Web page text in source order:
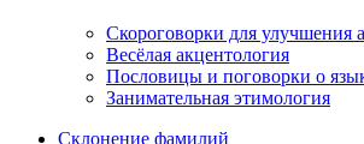
Скороговорки для улучшения
Весёлая акцентология
Пословицы и поговорки о
Занимательная этимология
Склонение фамилий